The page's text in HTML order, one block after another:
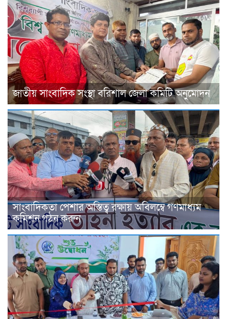
জাতীয় সাংবাদিক সংস্থা বরিশাল জেলা কমিটি অনুমোদন
সাংবাদিকতা পেশার অস্তিত্ব রক্ষায় অবিলম্বে গণমাধ্যম
কমিশন গঠন করুন